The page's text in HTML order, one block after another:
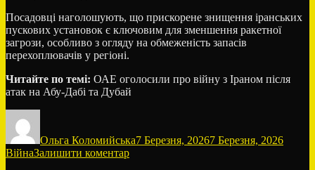
Посадовці наголошують, що прискорене знищення іранських
пускових установок є ключовим для зменшення ракетної
загрози, особливо з огляду на обмеженість запасів
перехоплювачів у регіоні.
Читайте по темі: ОАЕ оголосили про війну з Іраном після
атак на Абу-Дабі та Дубай
Ольга Коломийська7 Березня, 20267 Березня, 2026
ВійнаЗалишити коментардо